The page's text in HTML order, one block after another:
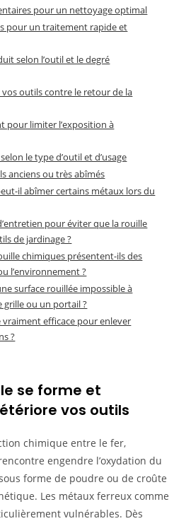
pour un nettoyage optimal
pour un traitement rapide et
selon l’outil et le degré
outils contre le retour de la
pour limiter l’exposition à
le type d’outil et d’usage
anciens ou très abîmés
il abîmer certains métaux lors du
pour éviter que la rouille
de jardinage ?
chimiques présentent-ils des
l’environnement ?
surface rouillée impossible à
ou un portail ?
vraiment efficace pour enlever
?
se forme et
vos outils
chimique entre le fer,
engendre l’oxydation du
forme de poudre ou de croûte
Les métaux ferreux comme
vulnérables. Dès